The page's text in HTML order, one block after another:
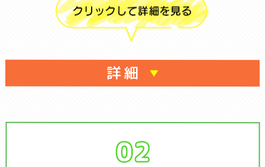
詳細